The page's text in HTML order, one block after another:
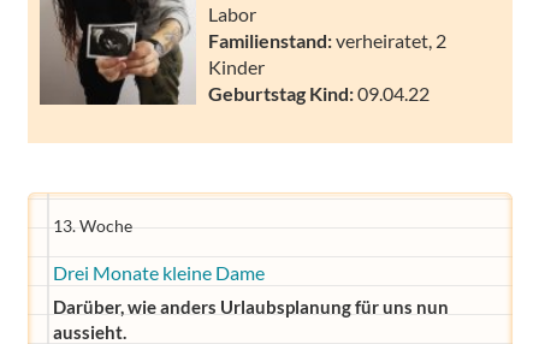
Labor
Familienstand:verheiratet, 2
Kinder
Geburtstag Kind:09.04.22
13. Woche
Drei Monate kleine Dame
Darüber, wie anders Urlaubsplanung für uns nun
aussieht.